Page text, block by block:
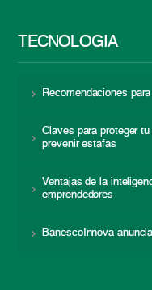
TECNOLOGÍA
Recomendaciones
Claves para proteger
prevenir estafas
Ventajas de la
emprendedores
BanescoInnova